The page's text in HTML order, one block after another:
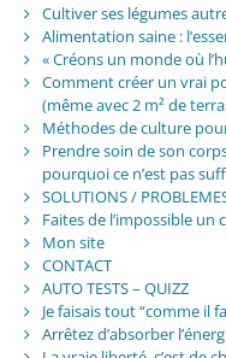
Cultiver ses légumes
Alimentation saine :
« Créons un monde où
Comment créer un vrai
(même avec 2 m² de
Méthodes de culture
Prendre soin de son
pourquoi ce n’est pas
SOLUTIONS /
Faites de l’impossible un
Mon site
CONTACT
AUTO TESTS – QUIZZ
Je faisais tout “comme il
Arrêtez d’absorber